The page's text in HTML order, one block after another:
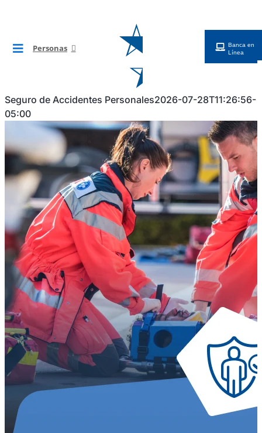
Toggle
Tarjetas
Cuentas
Préstamos
Inversiones
Seguros y Asistencias
Personas
Banca en
Línea
Seguro de Accidentes Personales2026-07-28T11:26:56-
05:00